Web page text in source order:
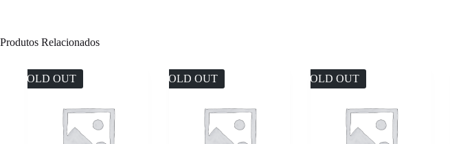
Produtos Relacionados
SOLD OUT SOLD OUT SOLD OUT